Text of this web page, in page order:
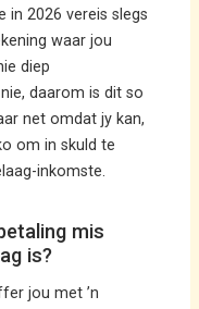
in 2026 vereis slegs
waar jou
diep
daarom is dit so
net omdat jy kan,
om in skuld te
inkomste.
mis
is?
jou met ’n